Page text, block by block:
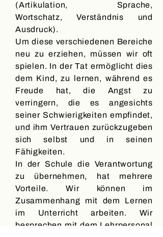
(Artikulation, Sprache,
Wortschatz, Verständnis und
Ausdruck).
Um diese verschiedenen Bereiche
neu zu erziehen, müssen wir oft
spielen. In der Tat ermöglicht dies
dem Kind, zu lernen, während es
Freude hat, die Angst zu
verringern, die es angesichts
seiner Schwierigkeiten empfindet,
und ihm Vertrauen zurückzugeben
sich selbst und in seinen
Fähigkeiten.
In der Schule die Verantwortung
zu übernehmen, hat mehrere
Vorteile. Wir können im
Zusammenhang mit dem Lernen
im Unterricht arbeiten. Wir
besprechen mit dem Lehrpersonal